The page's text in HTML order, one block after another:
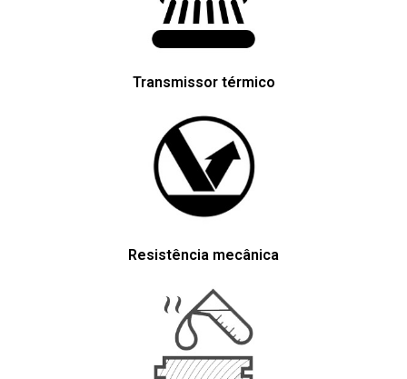
Transmissor térmico
Resistência mecânica